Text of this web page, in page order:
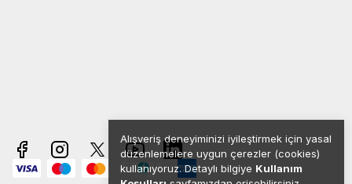
Alışveriş deneyiminizi iyileştirmek için yasal
düzenlemelere uygun çerezler (cookies)
kullanıyoruz. Detaylı bilgiye Kullanım